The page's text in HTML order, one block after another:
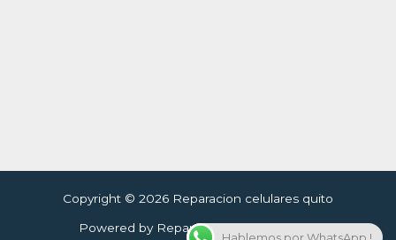
Copyright © 2026 Reparacion celulares quito
Powered by Reparacion celulares quito